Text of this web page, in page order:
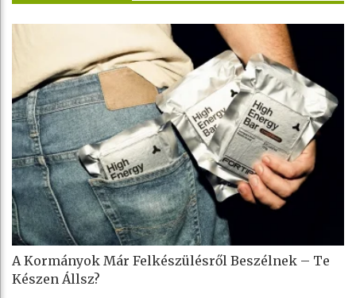
A Kormányok Már Felkészülésről Beszélnek – Te
Készen Állsz?